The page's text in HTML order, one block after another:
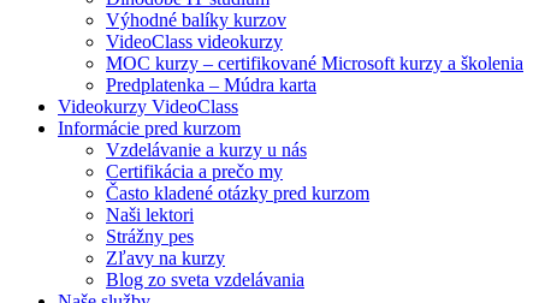
Výhodné balíky kurzov
VideoClass videokurzy
MOC kurzy – certifikované Microsoft kurzy a školenia
Predplatenka – Múdra karta
Videokurzy VideoClass
Informácie pred kurzom
Vzdelávanie a kurzy u nás
Certifikácia a prečo my
Často kladené otázky pred kurzom
Naši lektori
Strážny pes
Zľavy na kurzy
Blog zo sveta vzdelávania